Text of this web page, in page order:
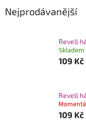
Nejprodávanější
Revell
Skladem
109 Kč
Revell
109 Kč